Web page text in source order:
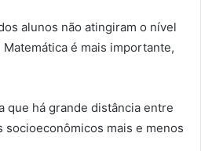
alunos não atingiram o nível
é mais importante,
que há grande distância entre
mais e menos